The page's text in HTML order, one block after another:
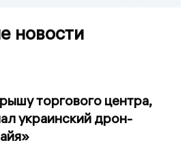
новости
торгового центра,
украинский дрон-